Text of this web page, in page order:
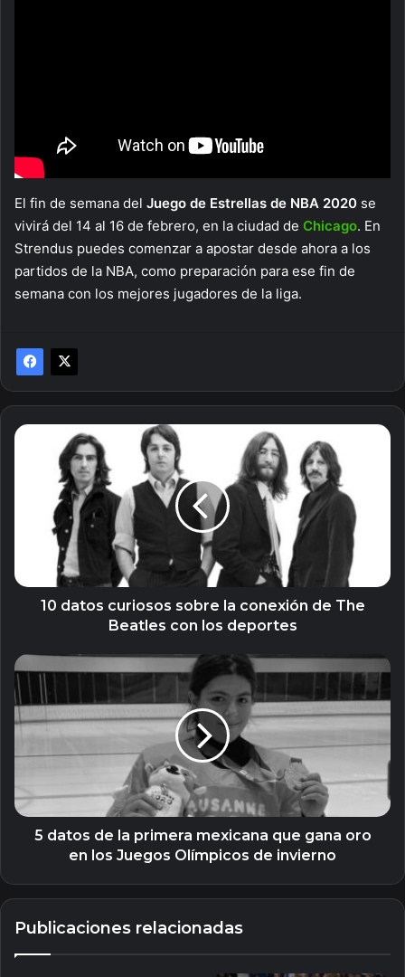
El fin de semana del Juego de Estrellas de NBA 2020 se
vivirá del 14 al 16 de febrero, en la ciudad de Chicago. En
Strendus puedes comenzar a apostar desde ahora a los
partidos de la NBA, como preparación para ese fin de
semana con los mejores jugadores de la liga.
10
curiosos
conexión
Beatles
10 datos curiosos sobre la conexión de The
Beatles con los deportes
5
datos
de
la
primera
mexicana
gana
oro
invierno
5 datos de la primera mexicana que gana oro
en los Juegos Olímpicos de invierno
Publicaciones relacionadas